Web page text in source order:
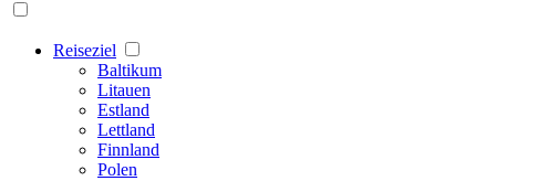
Reiseziel
Baltikum
Litauen
Estland
Lettland
Finnland
Polen